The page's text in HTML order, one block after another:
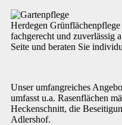
Herdegen
fachgerecht und zuverlässig
Seite und beraten Sie
Unser umfangreiches
umfasst u.a. Rasenflächen
Heckenschnitt, die
Adlershof.